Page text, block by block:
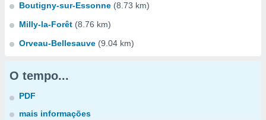
Boutigny-sur-Essonne (8.73 km)
Milly-la-Forêt (8.76 km)
Orveau-Bellesauve (9.04 km)
O tempo...
PDF
mais informações